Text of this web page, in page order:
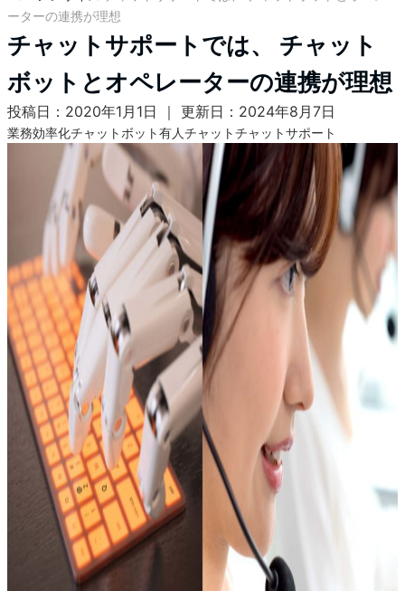
ーターの連携が理想
チャットサポートでは、 チャット
ボットとオペレーターの連携が理想
投稿日：2020年1月1日 ｜ 更新日：2024年8月7日
業務効率化チャットボット有人チャットチャットサポート